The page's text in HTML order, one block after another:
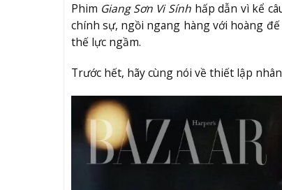
Phim Giang Sơn Vi Sính hấp dẫn vì kể
chính sự, ngồi ngang hàng với hoàng
thế lực ngầm.
Trước hết, hãy cùng nói về thiết lập